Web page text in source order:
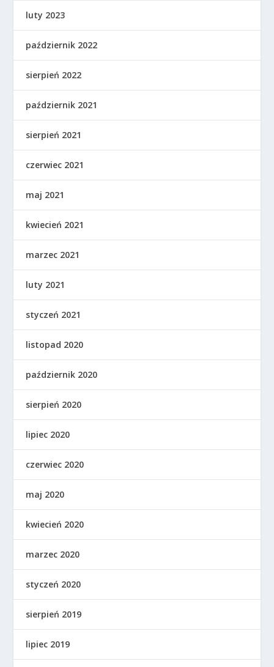
luty 2023
październik 2022
sierpień 2022
październik 2021
sierpień 2021
czerwiec 2021
maj 2021
kwiecień 2021
marzec 2021
luty 2021
styczeń 2021
listopad 2020
październik 2020
sierpień 2020
lipiec 2020
czerwiec 2020
maj 2020
kwiecień 2020
marzec 2020
styczeń 2020
sierpień 2019
lipiec 2019